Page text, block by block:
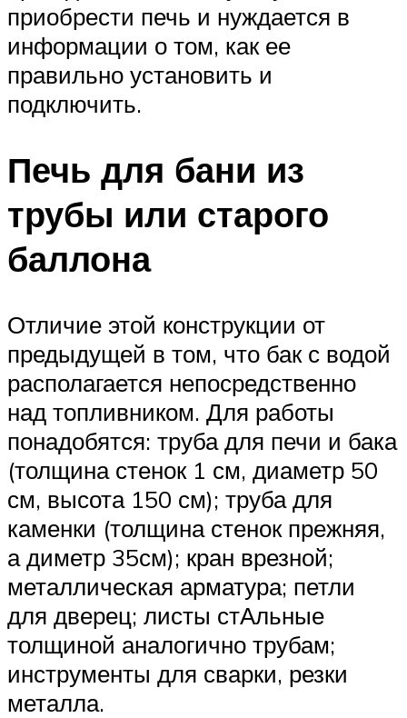
приобрести печь и нуждается в
информации о том, как ее
правильно установить и
подключить.
Печь для бани из
трубы или старого
баллона
Отличие этой конструкции от
предыдущей в том, что бак с водой
располагается непосредственно
над топливником. Для работы
понадобятся: труба для печи и бака
(толщина стенок 1 см, диаметр 50
см, высота 150 см); труба для
каменки (толщина стенок прежняя,
а диметр 35см); кран врезной;
металлическая арматура; петли
для дверец; листы стАльные
толщиной аналогично трубам;
инструменты для сварки, резки
металла.